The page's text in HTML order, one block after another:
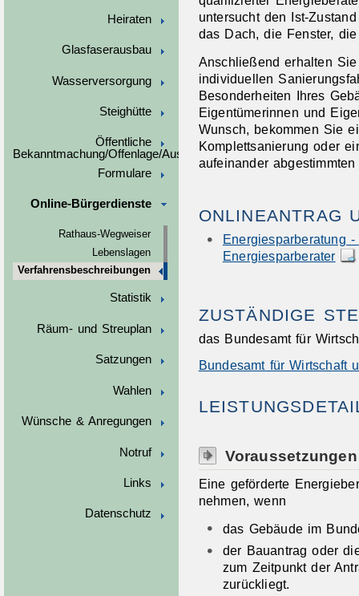
Heiraten
Glasfaserausbau
Wasserversorgung
Steighütte
Öffentliche
Bekanntmachung/Offenlage/Ausschreibungen
Formulare
Online-Bürgerdienste
Rathaus-Wegweiser
Lebenslagen
Verfahrensbeschreibungen
Statistik
Räum- und Streuplan
Satzungen
Wahlen
Wünsche & Anregungen
Notruf
Links
Datenschutz
untersucht den Ist-
das Dach, die Fenster,
Anschließend erhalten
individuellen
Besonderheiten Ihres
Eigentümerinnen und
Wunsch, bekommen Sie
Komplettsanierung oder
aufeinander
ONLINEANTRAG
Energiesparberatung
Energiesparberater
ZUSTÄNDIGE
das Bundesamt für
Bundesamt für Wirtschaft
Voraussetzungen
Eine geförderte
nehmen, wenn
das Gebäude im
der Bauantrag oder
zum Zeitpunkt der
zurückliegt.